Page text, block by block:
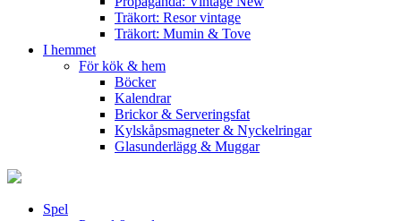
Träkort: Resor vintage
Träkort: Mumin & Tove
I hemmet
För kök & hem
Böcker
Kalendrar
Brickor & Serveringsfat
Kylskåpsmagneter & Nyckelringar
Glasunderlägg & Muggar
Spel